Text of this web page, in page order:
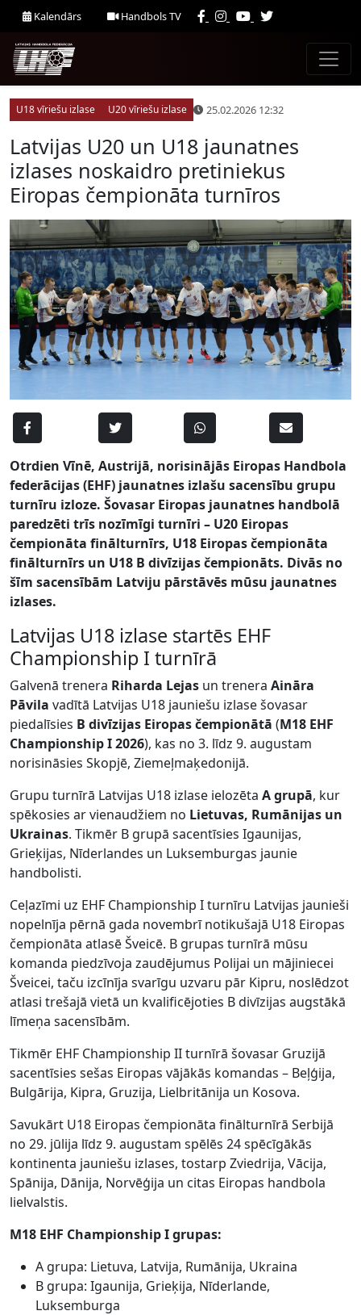
Kalendārs Handbols TV
U18 vīriešu izlase U20 vīriešu izlase 25.02.2026 12:32
Latvijas U20 un U18 jaunatnes
izlases noskaidro pretiniekus
Eiropas čempionāta turnīros
Otrdien Vīnē, Austrijā, norisinājās Eiropas Handbola
federācijas (EHF) jaunatnes izlašu sacensību grupu
turnīru izloze. Šovasar Eiropas jaunatnes handbolā
paredzēti trīs nozīmīgi turnīri – U20 Eiropas
čempionāta finālturnīrs, U18 Eiropas čempionāta
finālturnīrs un U18 B divīzijas čempionāts. Divās no
šīm sacensībām Latviju pārstāvēs mūsu jaunatnes
izlases.
Latvijas U18 izlase startēs EHF
Championship I turnīrā
Galvenā trenera Riharda Lejas un trenera Aināra
Pāvila vadītā Latvijas U18 jauniešu izlase šovasar
piedalīsies B divīzijas Eiropas čempionātā (M18 EHF
Championship I 2026), kas no 3. līdz 9. augustam
norisināsies Skopjē, Ziemeļmaķedonijā.
Grupu turnīrā Latvijas U18 izlase ielozēta A grupā, kur
spēkosies ar vienaudžiem no Lietuvas, Rumānijas un
Ukrainas. Tikmēr B grupā sacentīsies Igaunijas,
Grieķijas, Nīderlandes un Luksemburgas jaunie
handbolisti.
Ceļazīmi uz EHF Championship I turnīru Latvijas jaunieši
nopelnīja pērnā gada novembrī notikušajā U18 Eiropas
čempionāta atlasē Šveicē. B grupas turnīrā mūsu
komanda piedzīvoja zaudējumus Polijai un mājiniecei
Šveicei, taču izcīnīja svarīgu uzvaru pār Kipru, noslēdzot
atlasi trešajā vietā un kvalificējoties B divīzijas augstākā
līmeņa sacensībām.
Tikmēr EHF Championship II turnīrā šovasar Gruzijā
sacentīsies sešas Eiropas vājākās komandas – Beļģija,
Bulgārija, Kipra, Gruzija, Lielbritānija un Kosova.
Savukārt U18 Eiropas čempionāta finālturnīrā Serbijā
no 29. jūlija līdz 9. augustam spēlēs 24 spēcīgākās
kontinenta jauniešu izlases, tostarp Zviedrija, Vācija,
Spānija, Dānija, Norvēģija un citas Eiropas handbola
lielvalstis.
M18 EHF Championship I grupas:
A grupa: Lietuva, Latvija, Rumānija, Ukraina
B grupa: Igaunija, Grieķija, Nīderlande,
Luksemburga